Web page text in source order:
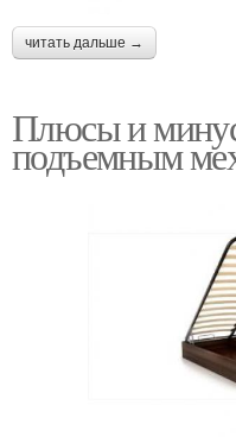
читать дальше →
Плюсы и
подъемным